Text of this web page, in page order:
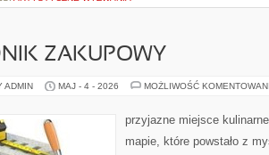
ZAKUPOWY
ADMIN MAJ - 4 - 2026 MOŻLIWOŚĆ
przyjazne miejsce
mapie, które powstało z